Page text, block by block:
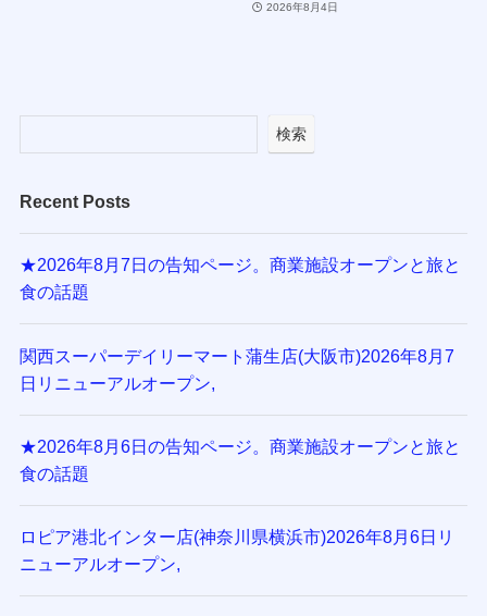
2026年8月4日
検索
Recent Posts
★2026年8月7日の告知ページ。商業施設オープンと旅と
食の話題
関西スーパーデイリーマート蒲生店(大阪市)2026年8月7
日リニューアルオープン,
★2026年8月6日の告知ページ。商業施設オープンと旅と
食の話題
ロピア港北インター店(神奈川県横浜市)2026年8月6日リ
ニューアルオープン,